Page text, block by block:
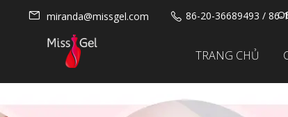
miranda@missgel.com 86-20-36689493 / 86-
TRANG CHỦ